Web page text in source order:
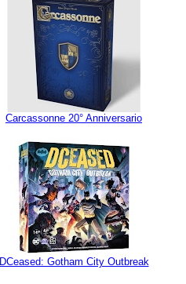
Carcassonne 20° Anniversario
DCeased: Gotham City Outbreak